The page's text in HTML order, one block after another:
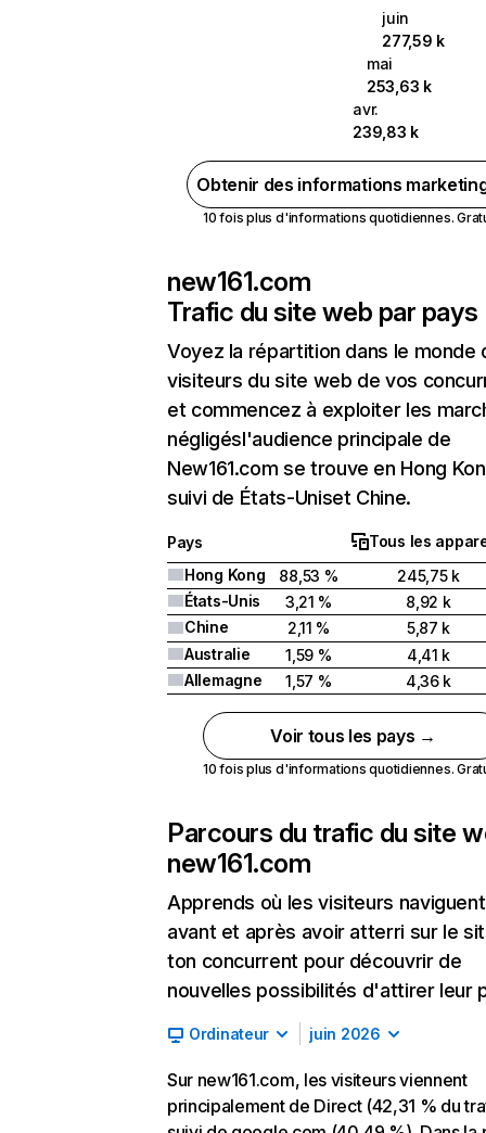
juin
277,59 k
mai
253,63 k
avr.
239,83 k
Obtenir des informations
10 fois plus d'informations quotidiennes.
new161.com
Trafic du site web par pays
Voyez la répartition dans le monde
visiteurs du site web de vos
et commencez à exploiter les
négligésl'audience principale de
New161.com se trouve en Hong
suivi de États-Uniset Chine.
Pays
Tous les
Hong Kong
88,53 %
245,75 k
États-Unis
3,21 %
8,92 k
Chine
2,11 %
5,87 k
Australie
1,59 %
4,41 k
Allemagne
1,57 % 4,36 k
Voir tous les pays →
10 fois plus d'informations quotidiennes.
Parcours du trafic du site
new161.com
Apprends où les visiteurs naviguent
avant et après avoir atterri sur le
ton concurrent pour découvrir de
nouvelles possibilités d'attirer leur
Ordinateur juin 2026
Sur new161.com, les visiteurs viennent
principalement de Direct (42,31 % du